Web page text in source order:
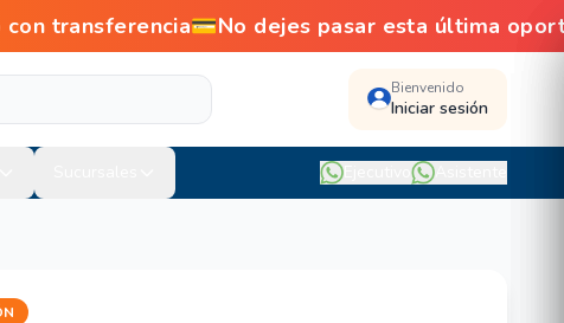
transferencia💳No dejes pasar esta última
Bienvenido
Iniciar sesión